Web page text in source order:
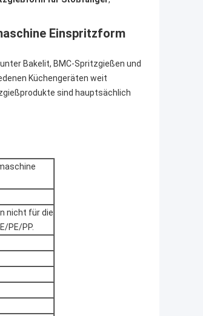
Einspritzform
Bakelit, BMC-Spritzgießen und
Küchengeräten weit
sind hauptsächlich
nicht für die
PE/PP.